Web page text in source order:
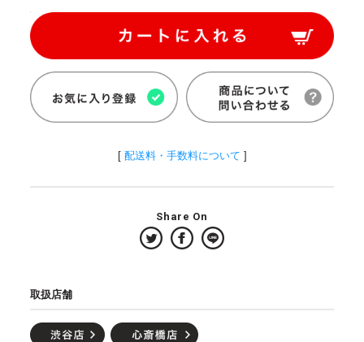
[ 配送料・手数料について ]
Share On
取扱店舗